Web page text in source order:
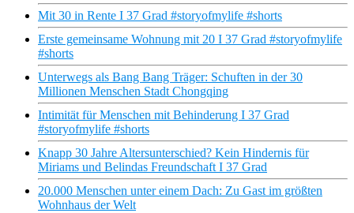
Mit 30 in Rente I 37 Grad #storyofmylife #shorts
Erste gemeinsame Wohnung mit 20 I 37 Grad #storyofmylife
#shorts
Unterwegs als Bang Bang Träger: Schuften in der 30
Millionen Menschen Stadt Chongqing
Intimität für Menschen mit Behinderung I 37 Grad
#storyofmylife #shorts
Knapp 30 Jahre Altersunterschied? Kein Hindernis für
Miriams und Belindas Freundschaft I 37 Grad
20.000 Menschen unter einem Dach: Zu Gast im größten
Wohnhaus der Welt